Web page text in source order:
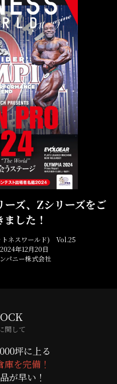
ズ、Zシリーズをご
した！
ネスワールド) Vol.25
年12月20日
パニー株式会社
関して
坪に上る
庫を完備！
が早い！